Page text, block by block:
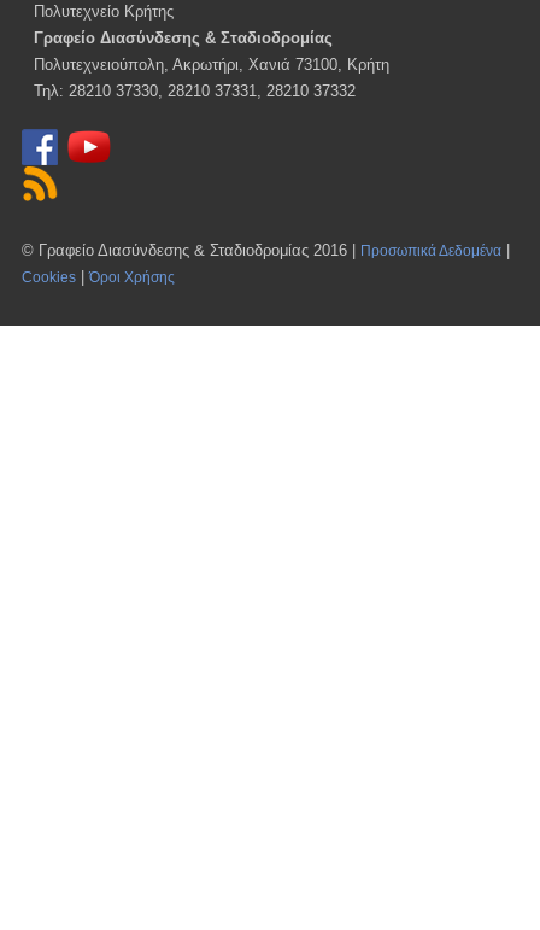
Πολυτεχνείο Κρήτης
Γραφείο Διασύνδεσης & Σταδιοδρομίας
Πολυτεχνειούπολη, Ακρωτήρι, Χανιά 73100, Κρήτη
Τηλ: 28210 37330, 28210 37331, 28210 37332
© Γραφείο Διασύνδεσης & Σταδιοδρομίας 2016 | Προσωπικά Δεδομένα|
Cookies|Όροι Χρήσης